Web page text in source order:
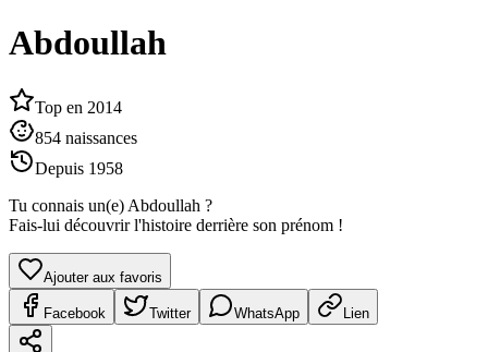
Abdoullah
Top en 2014
854 naissances
Depuis 1958
Tu connais un(e) Abdoullah ?
Fais-lui découvrir l'histoire derrière son prénom !
Ajouter aux favoris
Facebook Twitter WhatsApp Lien